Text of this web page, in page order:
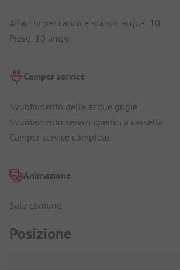
Attacchi per carico e scarico acqua: 10
Prese: 10 amps
Camper service
Svuotamento delle acque grigie
Svuotamento servizi igienici a cassetta
Camper service completo
Animazione
Sala comune
Posizione